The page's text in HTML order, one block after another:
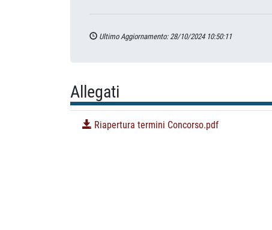
Ultimo Aggiornamento: 28/10/2024 10:50:11
Allegati
Riapertura termini Concorso.pdf